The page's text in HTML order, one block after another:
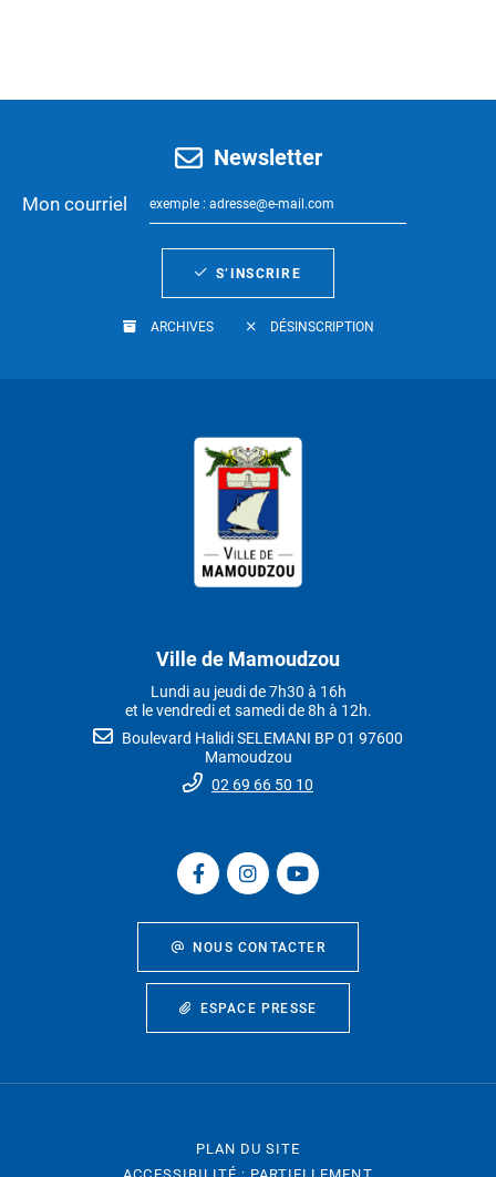
Newsletter
Mon courriel
S’INSCRIRE
ARCHIVES DÉSINSCRIPTION
Ville de Mamoudzou
Lundi au jeudi de 7h30 à 16h
et le vendredi et samedi de 8h à 12h.
Boulevard Halidi SELEMANI BP 01 97600
Mamoudzou
02 69 66 50 10
NOUS CONTACTER
ESPACE PRESSE
PLAN DU SITE